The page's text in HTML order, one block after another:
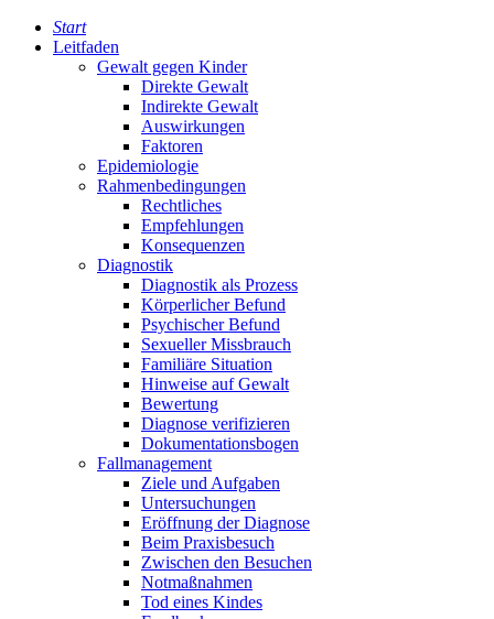
Start
Leitfaden
Gewalt gegen Kinder
Direkte Gewalt
Indirekte Gewalt
Auswirkungen
Faktoren
Epidemiologie
Rahmenbedingungen
Rechtliches
Empfehlungen
Konsequenzen
Diagnostik
Diagnostik als Prozess
Körperlicher Befund
Psychischer Befund
Sexueller Missbrauch
Familiäre Situation
Hinweise auf Gewalt
Bewertung
Diagnose verifizieren
Dokumentationsbogen
Fallmanagement
Ziele und Aufgaben
Untersuchungen
Eröffnung der Diagnose
Beim Praxisbesuch
Zwischen den Besuchen
Notmaßnahmen
Tod eines Kindes